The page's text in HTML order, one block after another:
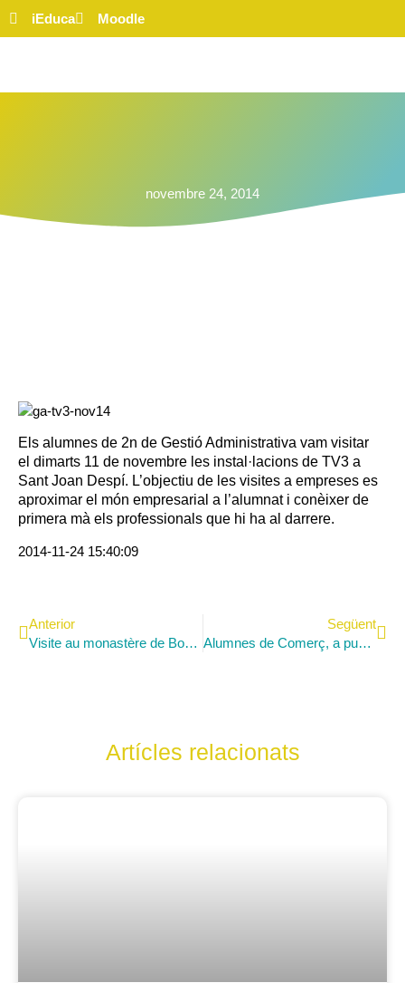
iEduca Moodle
novembre 24, 2014
Els alumnes de 2n de Gestió Administrativa vam visitar
el dimarts 11 de novembre les instal·lacions de TV3 a
Sant Joan Despí. L’objectiu de les visites a empreses es
aproximar el món empresarial a l’alumnat i conèixer de
primera mà els professionals que hi ha al darrere.
2014-11-24 15:40:09
Anterior
Visite au monastère de Bourg-en-Bresse
Següent
Alumnes de Comerç, a punt per a la Formació en Centres de Treball
Artícles relacionats